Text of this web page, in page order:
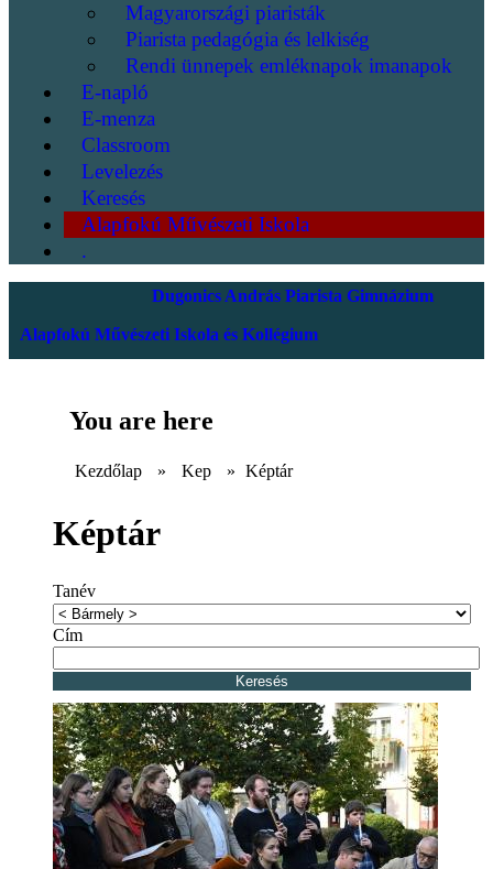
Magyarországi piaristák
Piarista pedagógia és lelkiség
Rendi ünnepek emléknapok imanapok
E-napló
E-menza
Classroom
Levelezés
Keresés
Alapfokú Művészeti Iskola
.
Dugonics András Piarista Gimnázium
Alapfokú Művészeti Iskola és Kollégium
You are here
Kezdőlap » Kep » Képtár
Képtár
Tanév
Cím